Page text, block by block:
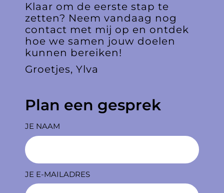
Klaar om de eerste stap te
zetten? Neem vandaag nog
contact met mij op en ontdek
hoe we samen jouw doelen
kunnen bereiken!
Groetjes, Ylva
Plan een gesprek
JE NAAM
JE E-MAILADRES